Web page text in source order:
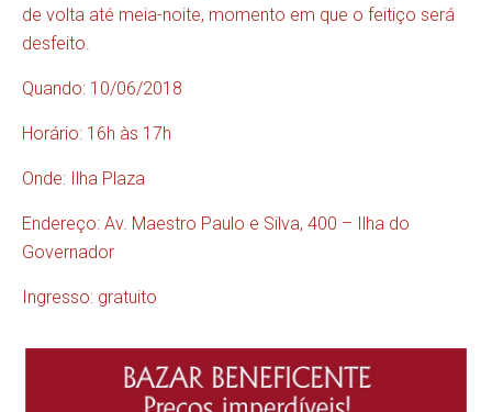
de volta até meia-noite, momento em que o feitiço será
desfeito.
Quando: 10/06/2018
Horário: 16h às 17h
Onde: Ilha Plaza
Endereço: Av. Maestro Paulo e Silva, 400 – Ilha do
Governador
Ingresso: gratuito